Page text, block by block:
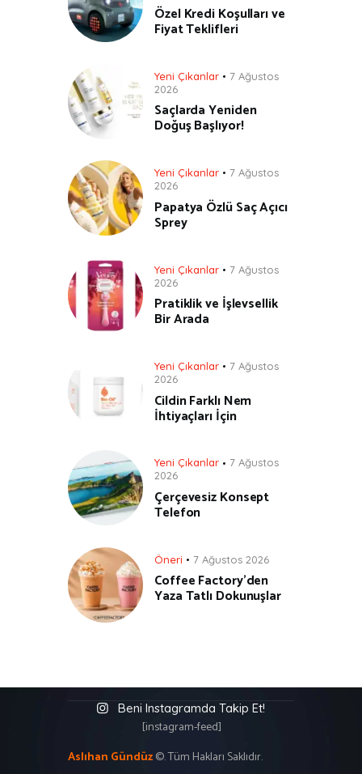
Özel Kredi Koşulları ve
Fiyat Teklifleri
Yeni Çıkanlar
7 Ağustos
2026
Saçlarda Yeniden
Doğuş Başlıyor!
Yeni Çıkanlar
7 Ağustos
2026
Papatya Özlü Saç Açıcı
Sprey
Yeni Çıkanlar
7 Ağustos
2026
Pratiklik ve İşlevsellik
Bir Arada
Yeni Çıkanlar
7 Ağustos
2026
Cildin Farklı Nem
İhtiyaçları İçin
Yeni Çıkanlar
7 Ağustos
2026
Çerçevesiz Konsept
Telefon
Öneri 7 Ağustos 2026
Coffee Factory’den
Yaza Tatlı Dokunuşlar
Beni Instagramda Takip Et!
[instagram-feed]
Aslıhan Gündüz©. Tüm Hakları Saklıdır.